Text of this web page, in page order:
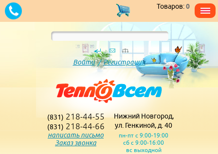
Товаров:0
Войти/Регистрация
(831) 218-44-55
(831) 218-44-66
написать письмо
Заказ звонка
Нижний Новгород,
ул. Генкиной, д. 40
пн-пт с 9:00-19:00
сб с 9:00-16:00
вс выходной